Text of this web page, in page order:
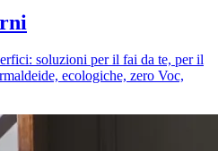
soluzioni per il fai da te, per il
ecologiche, zero Voc,